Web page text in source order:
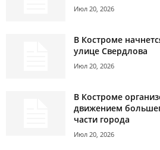
Июл 20, 2026
В Костроме
улице Свердлова
Июл 20, 2026
В Костроме
движением
части города
Июл 20, 2026